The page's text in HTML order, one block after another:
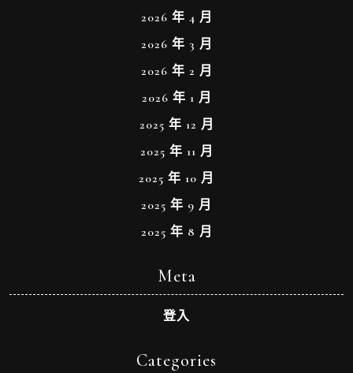
2026 年 4 月
2026 年 3 月
2026 年 2 月
2026 年 1 月
2025 年 12 月
2025 年 11 月
2025 年 10 月
2025 年 9 月
2025 年 8 月
Meta
登入
Categories